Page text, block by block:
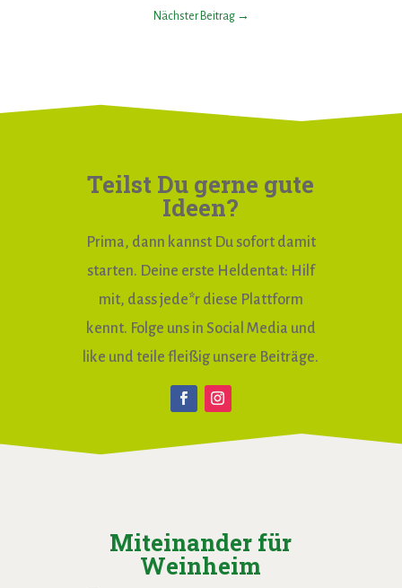
Nächster Beitrag→
Teilst Du gerne gute
Ideen?
Prima, dann kannst Du sofort damit
starten. Deine erste Heldentat: Hilf
mit, dass jede*r diese Plattform
kennt. Folge uns in Social Media und
like und teile fleißig unsere Beiträge.
Miteinander für
Weinheim